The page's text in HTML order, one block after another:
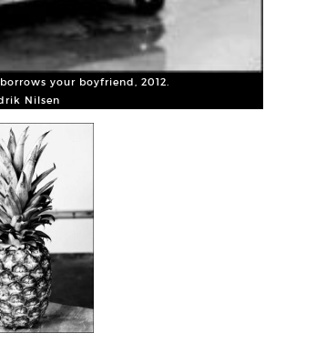
your boyfriend, 2012.
Nilsen